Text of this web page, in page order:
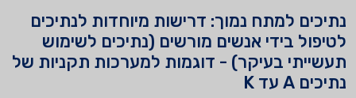
נתיכים למתח נמוך: דרישות מיוחדות לנתיכים
לטיפול בידי אנשים מורשים (נתיכים לשימוש
תעשייתי בעיקר) - דוגמות למערכות תקניות של
נתיכים A עד K